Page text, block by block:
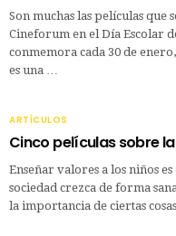
Son muchas las películas
Cineforum en el Día Escolar
conmemora cada 30 de
es una …
ARTÍCULOS
Cinco películas sobre
Enseñar valores a los niños
sociedad crezca de forma
la importancia de ciertas